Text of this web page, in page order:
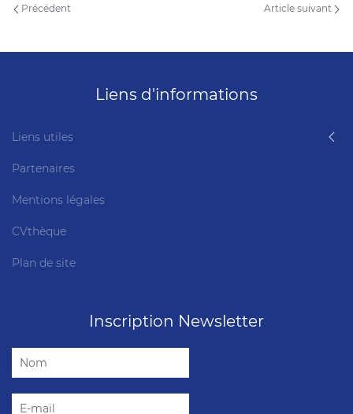
Précédent Article suivant
Liens d'informations
Liens utiles
Partenaires
Mentions légales
CVthèque
Plan de site
Inscription Newsletter